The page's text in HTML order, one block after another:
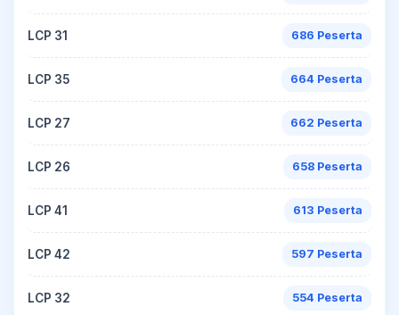
LCP 31 686 Peserta
LCP 35 664 Peserta
LCP 27 662 Peserta
LCP 26 658 Peserta
LCP 41 613 Peserta
LCP 42 597 Peserta
LCP 32 554 Peserta